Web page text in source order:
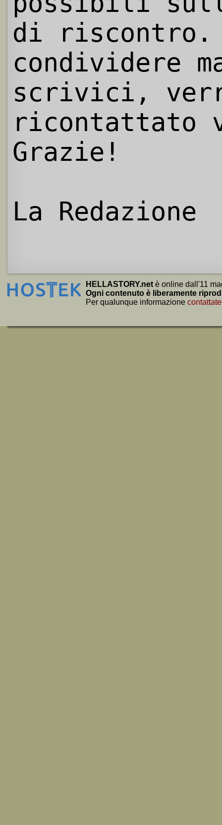
di riscontro.
condividere
scrivici,
ricontattato
Grazie!
La Redazione
HELLASTORY.net è online dall'11
Ogni contenuto è liberamente
Per qualunque informazione